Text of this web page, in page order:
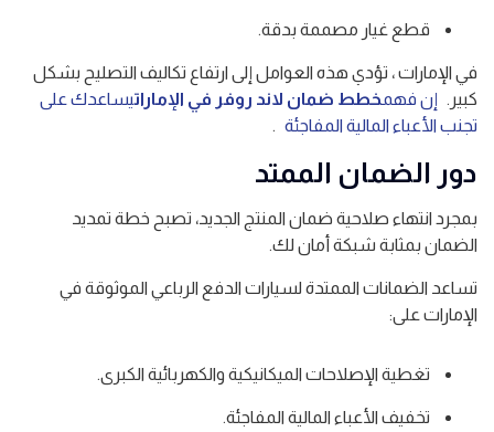
قطع غيار مصممة بدقة.
في الإمارات ، تؤدي هذه العوامل إلى ارتفاع تكاليف التصليح بشكل
كبير. إن فهمخطط ضمان لاند روفر في الإماراتيساعدك على
تجنب الأعباء المالية المفاجئة .
دور الضمان الممتد
بمجرد انتهاء صلاحية ضمان المنتج الجديد، تصبح خطة تمديد
الضمان بمثابة شبكة أمان لك.
تساعد الضمانات الممتدة لسيارات الدفع الرباعي الموثوقة في
الإمارات على:
تغطية الإصلاحات الميكانيكية والكهربائية الكبرى.
تخفيف الأعباء المالية المفاجئة.